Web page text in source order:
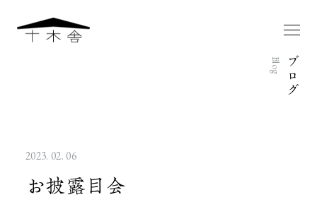
ブ
ロ
グ
Blog
2023. 02. 06
お披露目会